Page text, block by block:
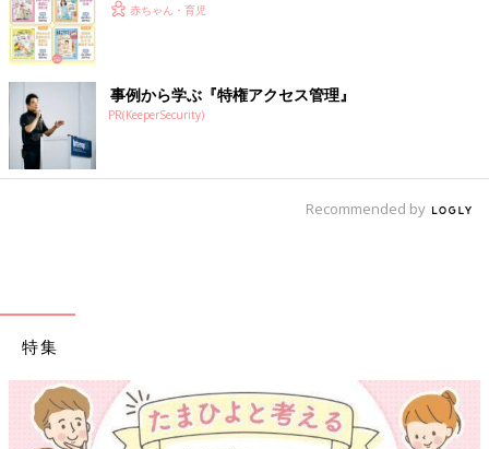
赤ちゃん・育児
事例から学ぶ『特権アクセス管理』
PR(KeeperSecurity)
Recommended by
特集